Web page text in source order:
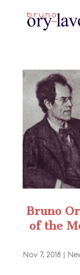
Bruno
of the
Nov 7, 2018